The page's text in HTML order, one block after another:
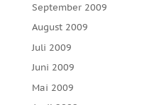
September 2009
August 2009
Juli 2009
Juni 2009
Mai 2009